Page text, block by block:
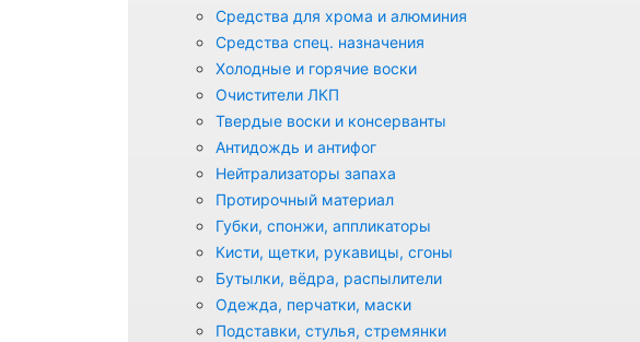
Средства для хрома и алюминия
Средства спец. назначения
Холодные и горячие воски
Очистители ЛКП
Твердые воски и консерванты
Антидождь и антифог
Нейтрализаторы запаха
Протирочный материал
Губки, спонжи, аппликаторы
Кисти, щетки, рукавицы, сгоны
Бутылки, вёдра, распылители
Одежда, перчатки, маски
Подставки, стулья, стремянки